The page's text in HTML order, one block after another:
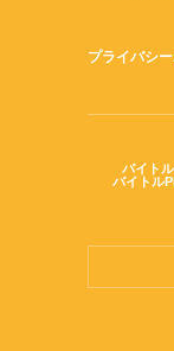
プライバシ
バイトル
バイトル